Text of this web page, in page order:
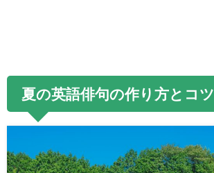
夏の英語俳句の作り方とコツ